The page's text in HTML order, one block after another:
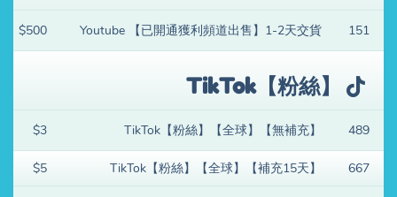
151
Youtube 【已開通獲利頻道出售】1-2天交貨
$500
TikTok【粉絲】
489
TikTok【粉絲】【全球】【無補充】
$3
667
TikTok【粉絲】【全球】【補充15天】
$5